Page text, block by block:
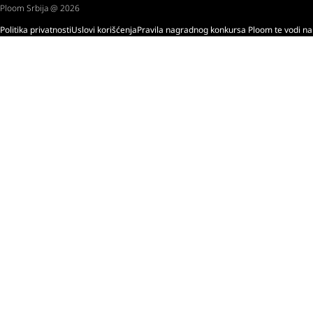
Ploom Srbija @ 2026
Politika privatnostiUslovi korišćenjaPravila nagradnog konkursa Ploom te vodi